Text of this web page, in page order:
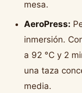
mesa.
AeroPress:
inmersión.
a 92 °C y 2
una taza
media.